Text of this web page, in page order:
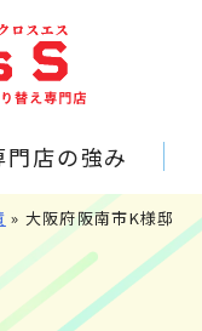
門店の強み
» 大阪府阪南市K様邸